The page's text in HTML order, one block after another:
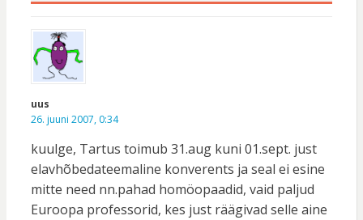
uus
26. juuni 2007, 0:34
kuulge, Tartus toimub 31.aug kuni 01.sept. just
elavhõbedateemaline konverents ja seal ei esine
mitte need nn.pahad homöopaadid, vaid paljud
Euroopa professorid, kes just räägivad selle aine